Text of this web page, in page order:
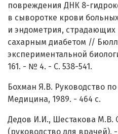
повреждения ДНК 8-
в сыворотке крови
и эндометрия,
сахарным диабетом //
экспериментальной
161. - № 4. - С. 538-541.
Бохман Я.В. Руководство
Медицина, 1989. - 464 с.
Дедов И.И., Шестакова М.В.
(руководство для врачей).